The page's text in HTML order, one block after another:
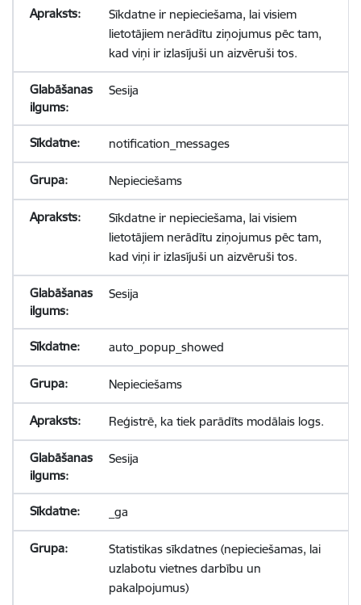
Sīkdatne ir nepieciešama, lai visiem
lietotājiem nerādītu ziņojumus pēc tam,
kad viņi ir izlasījuši un aizvēruši tos.
Sesija
notification_messages
Nepieciešams
Sīkdatne ir nepieciešama, lai visiem
lietotājiem nerādītu ziņojumus pēc tam,
kad viņi ir izlasījuši un aizvēruši tos.
Sesija
auto_popup_showed
Nepieciešams
Reģistrē, ka tiek parādīts modālais logs.
Sesija
_ga
Statistikas sīkdatnes (nepieciešamas, lai
uzlabotu vietnes darbību un
pakalpojumus)